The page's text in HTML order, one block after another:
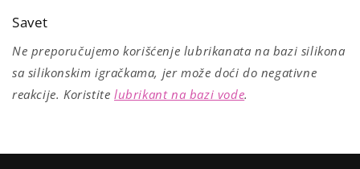
Savet
Ne preporučujemo korišćenje lubrikanata na bazi silikona
sa silikonskim igračkama, jer može doći do negativne
reakcije. Koristite lubrikant na bazi vode.